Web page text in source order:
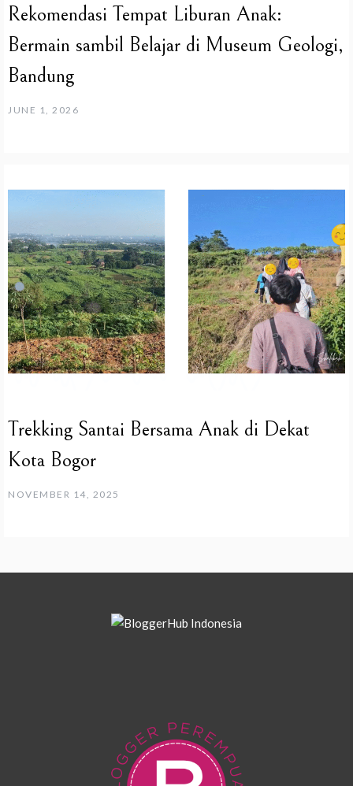
Rekomendasi Tempat Liburan Anak:
Bermain sambil Belajar di Museum Geologi,
Bandung
JUNE 1, 2026
Trekking Santai Bersama Anak di Dekat
Kota Bogor
NOVEMBER 14, 2025